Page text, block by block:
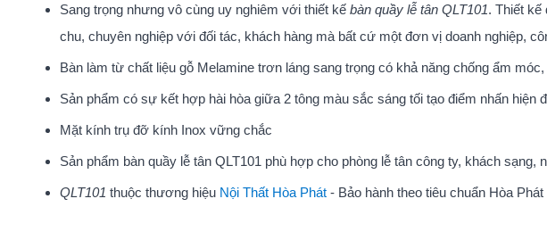
Sang trọng nhưng vô cùng uy nghiêm với thiết kế bàn quầy lễ tân QLT101. Thiết
chu, chuyên nghiệp với đối tác, khách hàng mà bất cứ một đơn vị doanh nghiệp,
Bàn làm từ chất liệu gỗ Melamine trơn láng sang trọng có khả năng chống ẩm
Sản phẩm có sự kết hợp hài hòa giữa 2 tông màu sắc sáng tối tạo điểm nhấn hiện
Mặt kính trụ đỡ kính Inox vững chắc
Sản phẩm bàn quầy lễ tân QLT101 phù hợp cho phòng lễ tân công ty, khách sạng,
QLT101 thuộc thương hiệu Nội Thất Hòa Phát - Bảo hành theo tiêu chuẩn Hòa Phát